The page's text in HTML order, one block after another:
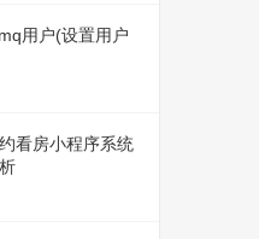
用户(设置用户
看房小程序系统